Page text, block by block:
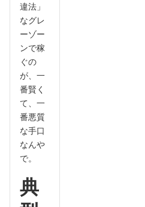
違法」
なグレ
ーゾー
ンで稼
ぐの
が、一
番賢く
て、一
番悪質
な手口
なんや
で。
典